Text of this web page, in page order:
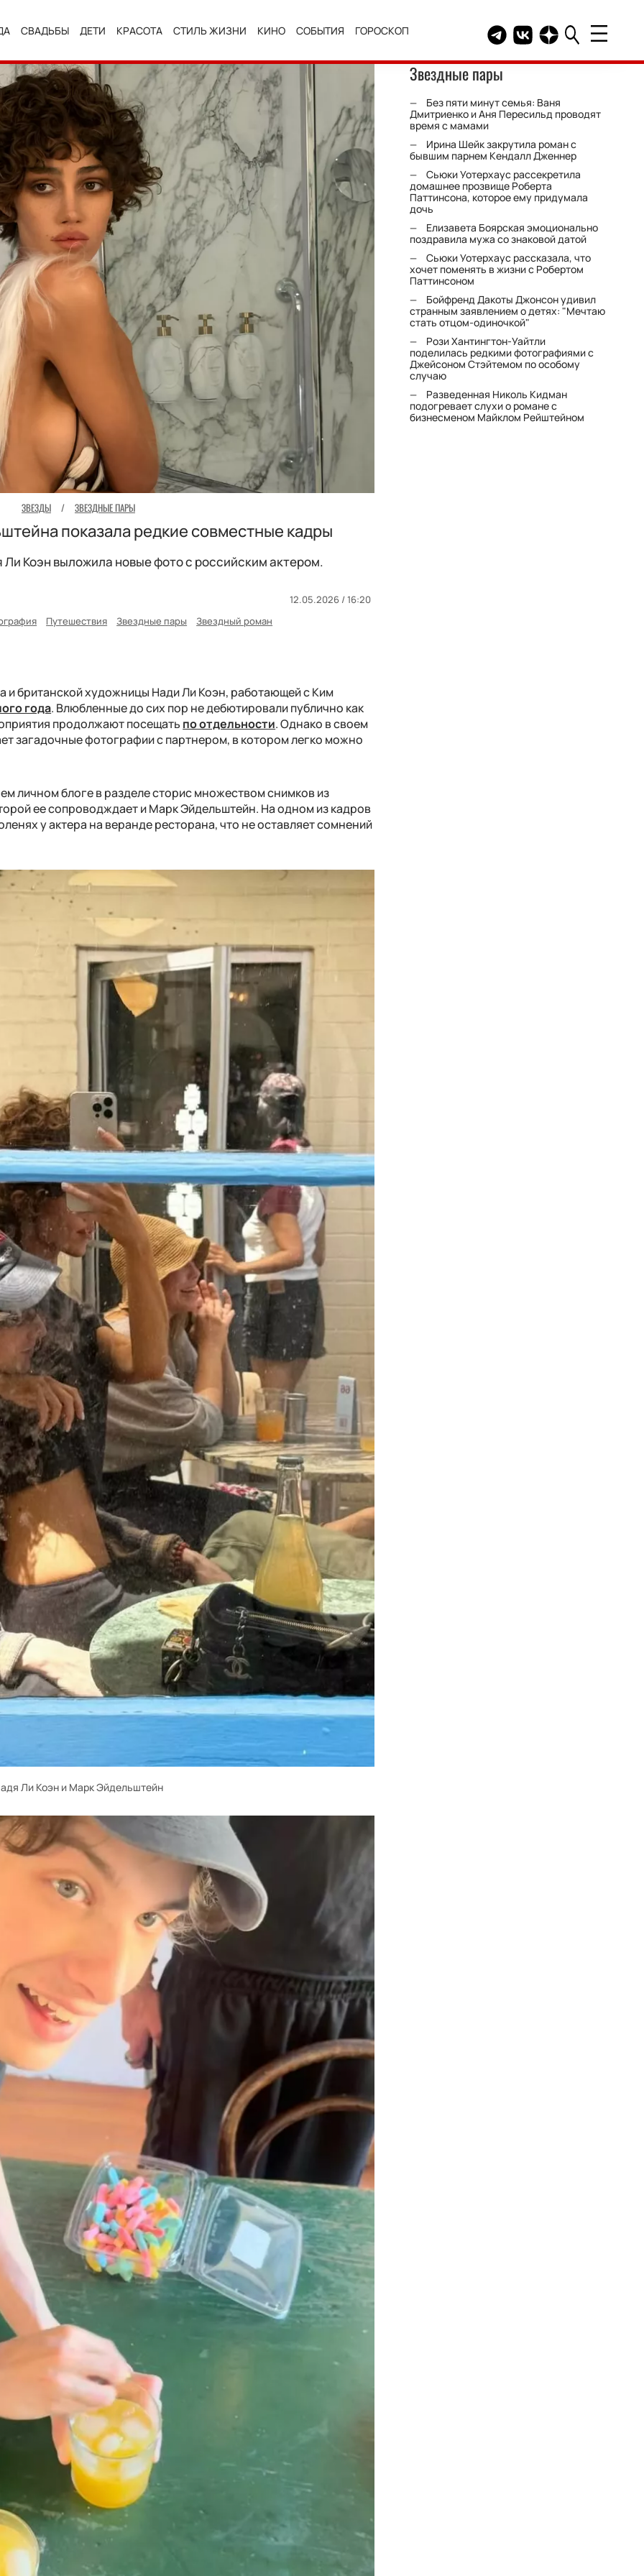
СВАДЬБЫ ДЕТИ КРАСОТА СТИЛЬ ЖИЗНИ КИНО СОБЫТИЯ ГОРОСКОП Telegram канал HELLO
Группа HELLO
Канал HELLO в
ЗВЕЗДЫ / ЗВЕЗДНЫЕ ПАРЫ
показала редкие совместные кадры
Коэн выложила новые фото с российским актером.
12.05.2026 / 16:20
Путешествия Звездные пары Звездный роман
британской художницы Нади Ли Коэн, работающей с Ким
года. Влюбленные до сих пор не дебютировали публично как
продолжают посещать по отдельности. Однако в своем
загадочные фотографии с партнером, в котором легко можно
личном блоге в разделе сторис множеством снимков из
ее сопроводждает и Марк Эйдельштейн. На одном из кадров
у актера на веранде ресторана, что не оставляет сомнений
Ли Коэн и Марк Эйдельштейн
Звездные пары
Без пяти минут семья: Ваня
Дмитриенко и Аня Пересильд проводят
время с мамами
Ирина Шейк закрутила роман с
бывшим парнем Кендалл Дженнер
Сьюки Уотерхаус рассекретила
домашнее прозвище Роберта
Паттинсона, которое ему придумала
дочь
Елизавета Боярская эмоционально
поздравила мужа со знаковой датой
Сьюки Уотерхаус рассказала, что
хочет поменять в жизни с Робертом
Паттинсоном
Бойфренд Дакоты Джонсон удивил
странным заявлением о детях: "Мечтаю
стать отцом-одиночкой"
Рози Хантингтон-Уайтли
поделилась редкими фотографиями с
Джейсоном Стэйтемом по особому
случаю
Разведенная Николь Кидман
подогревает слухи о романе с
бизнесменом Майклом Рейштейном